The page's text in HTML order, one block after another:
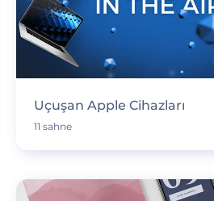
Uçuşan Apple Cihazları
11 sahne